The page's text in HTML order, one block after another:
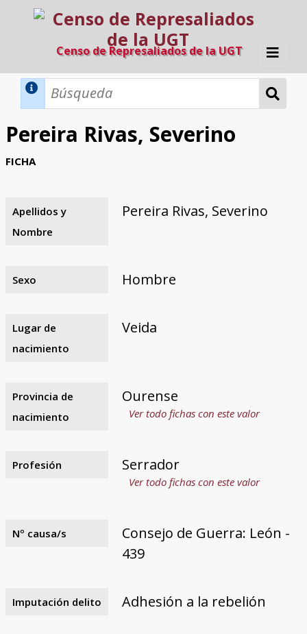
Censo de Represaliados de la UGT
Inicio
Búsqueda Dinámica
Búsqueda Avanzada
Razones y objetivos
El equipo
Colaboradores
Fuentes documentales
Pereira Rivas, Severino
FICHA
Apellidos y
Nombre
Pereira Rivas, Severino
Sexo Hombre
Lugar de
nacimiento
Veida
Provincia de
nacimiento
Ourense
Ver todo fichas con este valor
Profesión Serrador
Ver todo fichas con este valor
Nº causa/s
Consejo de Guerra: León -
439
Imputación delito Adhesión a la rebelión